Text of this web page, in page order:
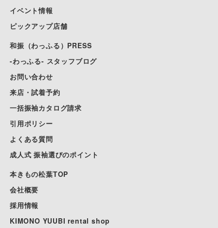
イベント情報
ピックアップ店舗
和振（わっふる）PRESS
-わっふる- スタッフブログ
お問い合わせ
来店・試着予約
一括振袖カタログ請求
引用ポリシー
よくある質問
成人式 振袖選びのポイント
本きもの松葉TOP
会社概要
採用情報
KIMONO YUUBI rental shop